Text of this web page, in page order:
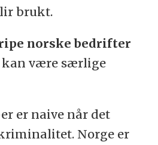
brukt.
norske bedrifter
være særlige
er naive når det
Norge er